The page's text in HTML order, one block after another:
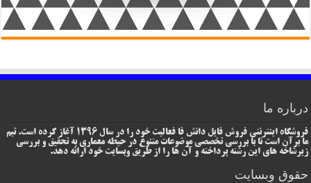
درباره ما
فروشگاه اینترنتی فروش فایل دانش فا فعالیت خود را در سال 1396 آغاز کرده است. تیم
ما برآن است تا با بررسی تخصصی موضوعات متنوع در حیطه معماری به تحقیق و بررسی
زیرشاخه های این رشته پرداخته و آن ها را از طریق وبسایت خود ارائه دهد.
حقوق وبسایت